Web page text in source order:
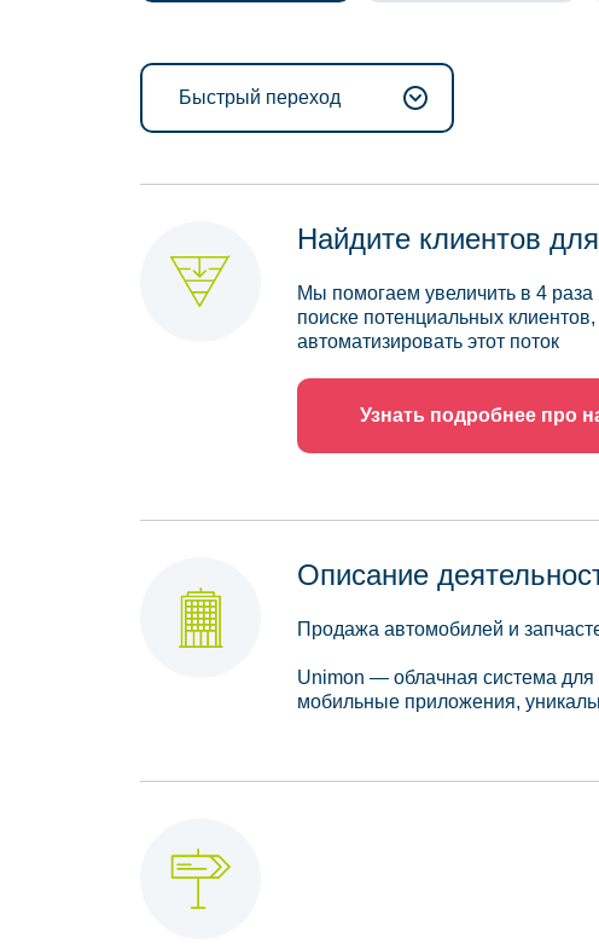
Быстрый переход
Найдите клиентов
Мы помогаем увеличить в 4
поиске потенциальных
автоматизировать этот поток
Узнать подробнее про
Описание
Продажа автомобилей и
Unimon — облачная система
мобильные приложения,